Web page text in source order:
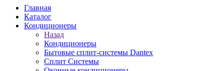
Главная
Каталог
Кондиционеры
Назад
Кондиционеры
Бытовые сплит-системы Dantex
Сплит Системы